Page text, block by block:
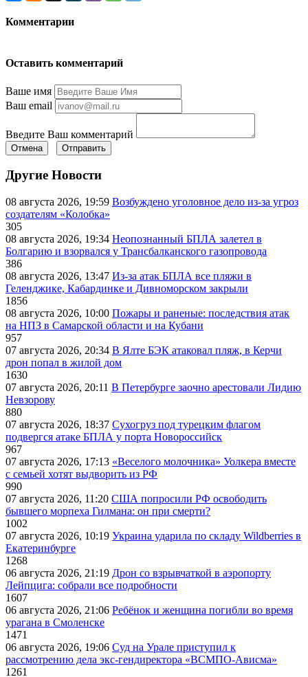
Комментарии
Оставить комментарий
Ваше имя
Ваш email
Введите Ваш комментарий
Отмена Отправить
Другие Новости
08 августа 2026, 19:59 Возбуждено уголовное дело из-за угроз
создателям «Колобка»
305
08 августа 2026, 19:34 Неопознанный БПЛА залетел в
Болгарию и взорвался у Трансбалканского газопровода
386
08 августа 2026, 13:47 Из-за атак БПЛА все пляжи в
Геленджике, Кабардинке и Дивноморском закрыли
1856
08 августа 2026, 10:00 Пожары и раненые: последствия атак
на НПЗ в Самарской области и на Кубани
957
07 августа 2026, 20:34 В Ялте БЭК атаковал пляж, в Керчи
дрон попал в жилой дом
1630
07 августа 2026, 20:11 В Петербурге заочно арестовали Лидию
Невзорову
880
07 августа 2026, 18:37 Сухогруз под турецким флагом
подвергся атаке БПЛА у порта Новороссийск
967
07 августа 2026, 17:13 «Веселого молочника» Уолкера вместе
с семьей хотят выдворить из РФ
990
07 августа 2026, 11:20 США попросили РФ освободить
бывшего морпеха Гилмана: он при смерти?
1002
07 августа 2026, 10:19 Украина ударила по складу Wildberries в
Екатеринбурге
1268
06 августа 2026, 21:19 Дрон со взрывчаткой в аэропорту
Лейпцига: собрали все подробности
1607
06 августа 2026, 21:06 Ребёнок и женщина погибли во время
урагана в Смоленске
1471
06 августа 2026, 19:06 Суд на Урале приступил к
рассмотрению дела экс-гендиректора «ВСМПО-Ависма»
1261